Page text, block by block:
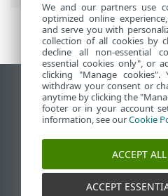
Zobrazit verzi pro
End of Life
ESET Databáze znalostí
ESET Forum
ESET Status Portal
Regionální podpora
We and our partners use
optimized online
and serve you with
collection of all cookies by
decline all non-essential
essential cookies only", or
clicking "Manage
withdraw your consent or
anytime by clicking the
footer or in your account
information, see ourCookie
ACCEPT
ACCEPT